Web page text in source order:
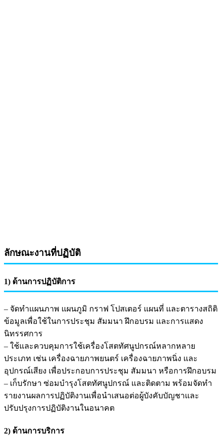
ลักษณะงานที่ปฏิบัติ
1) ด้านการปฏิบัติการ
– จัดทำแผนภาพ แผนภูมิ กราฟ โปสเตอร์ แผนที่ และตารางสถิติ
ข้อมูลเพื่อใช้ในการประชุม สัมมนา ฝึกอบรม และการแสดง
นิทรรศการ
– ใช้และควบคุมการใช้เครื่องโสตทัศนูปกรณ์หลากหลาย
ประเภท เช่น เครื่องฉายภาพยนตร์ เครื่องฉายภาพนิ่ง และ
อุปกรณ์เสียง เพื่อประกอบการประชุม สัมมนา หรือการฝึกอบรม
– เก็บรักษา ซ่อมบำรุงโสตทัศนูปกรณ์ และติดตาม พร้อมจัดทำ
รายงานผลการปฏิบัติงานเพื่อนำเสนอต่อผู้บังคับบัญชาและ
ปรับปรุงการปฏิบัติงานในอนาคต
2) ด้านการบริการ